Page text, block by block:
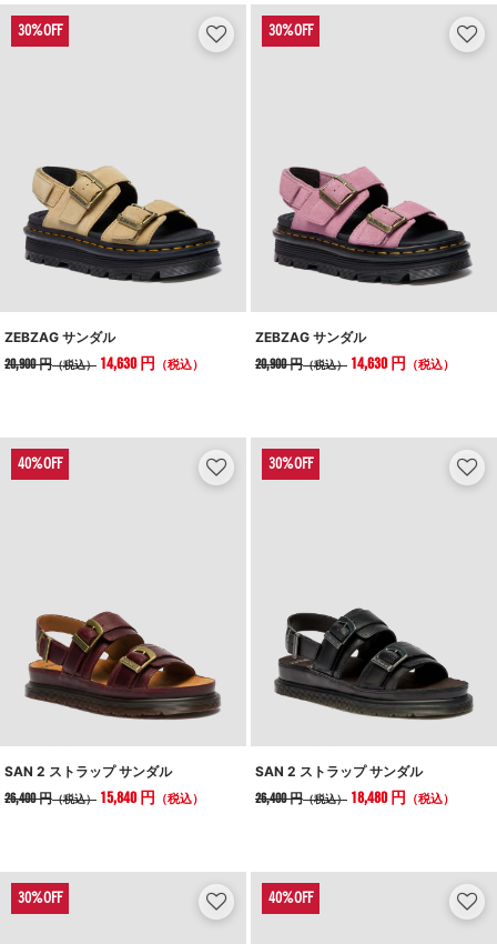
ZEBZAG サンダル
20,900 円（税込） 14,630 円 （税込）
ZEBZAG サンダル
20,900 円（税込） 14,630 円 （税込）
SAN 2 ストラップ サンダル
26,400 円（税込） 15,840 円 （税込）
SAN 2 ストラップ サンダル
26,400 円（税込） 18,480 円 （税込）